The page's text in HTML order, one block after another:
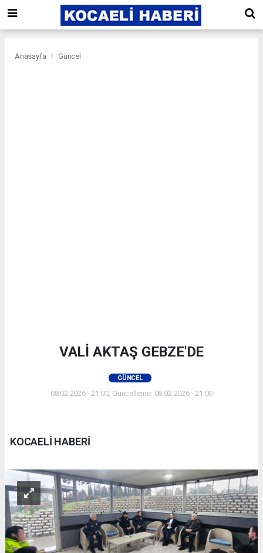
Anasayfa Güncel
VALİ AKTAŞ GEBZE'DE
GÜNCEL
08.02.2026 - 21:00, Güncelleme: 08.02.2026 - 21:00
KOCAELİ HABERİ